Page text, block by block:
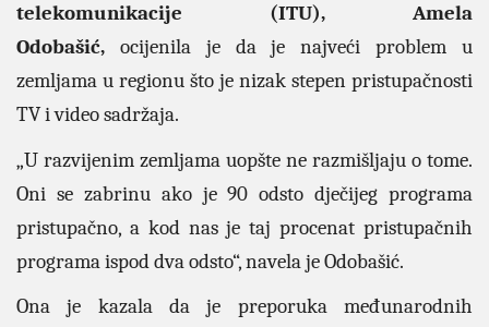
telekomunikacije (ITU), Amela
Odobašić, ocijenila je da je najveći problem u
zemljama u regionu što je nizak stepen pristupačnosti
TV i video sadržaja.
„U razvijenim zemljama uopšte ne razmišljaju o tome.
Oni se zabrinu ako je 90 odsto dječijeg programa
pristupačno, a kod nas je taj procenat pristupačnih
programa ispod dva odsto“, navela je Odobašić.
Ona je kazala da je preporuka međunarodnih